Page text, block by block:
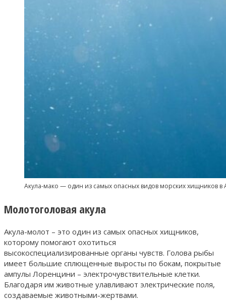
Акула-мако — один из самых опасных видов морских хищников
Молотоголовая акула
Акула-молот – это один из самых опасных хищников,
которому помогают охотиться
высокоспециализированные органы чувств. Голова рыбы
имеет большие сплющенные выросты по бокам, покрытые
ампулы Лоренцини – электрочувствительные клетки.
Благодаря им животные улавливают электрические поля,
создаваемые животными-жертвами.